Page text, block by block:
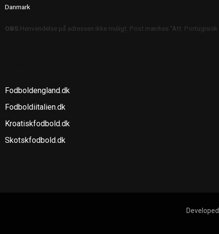
Danmark
OBS:Henvendelse på adressen ikke muligt. Post mærkes "Att:
Fodboldengland.dk
Fodboldiitalien.dk
Kroatiskfodbold.dk
Skotskfodbold.dk